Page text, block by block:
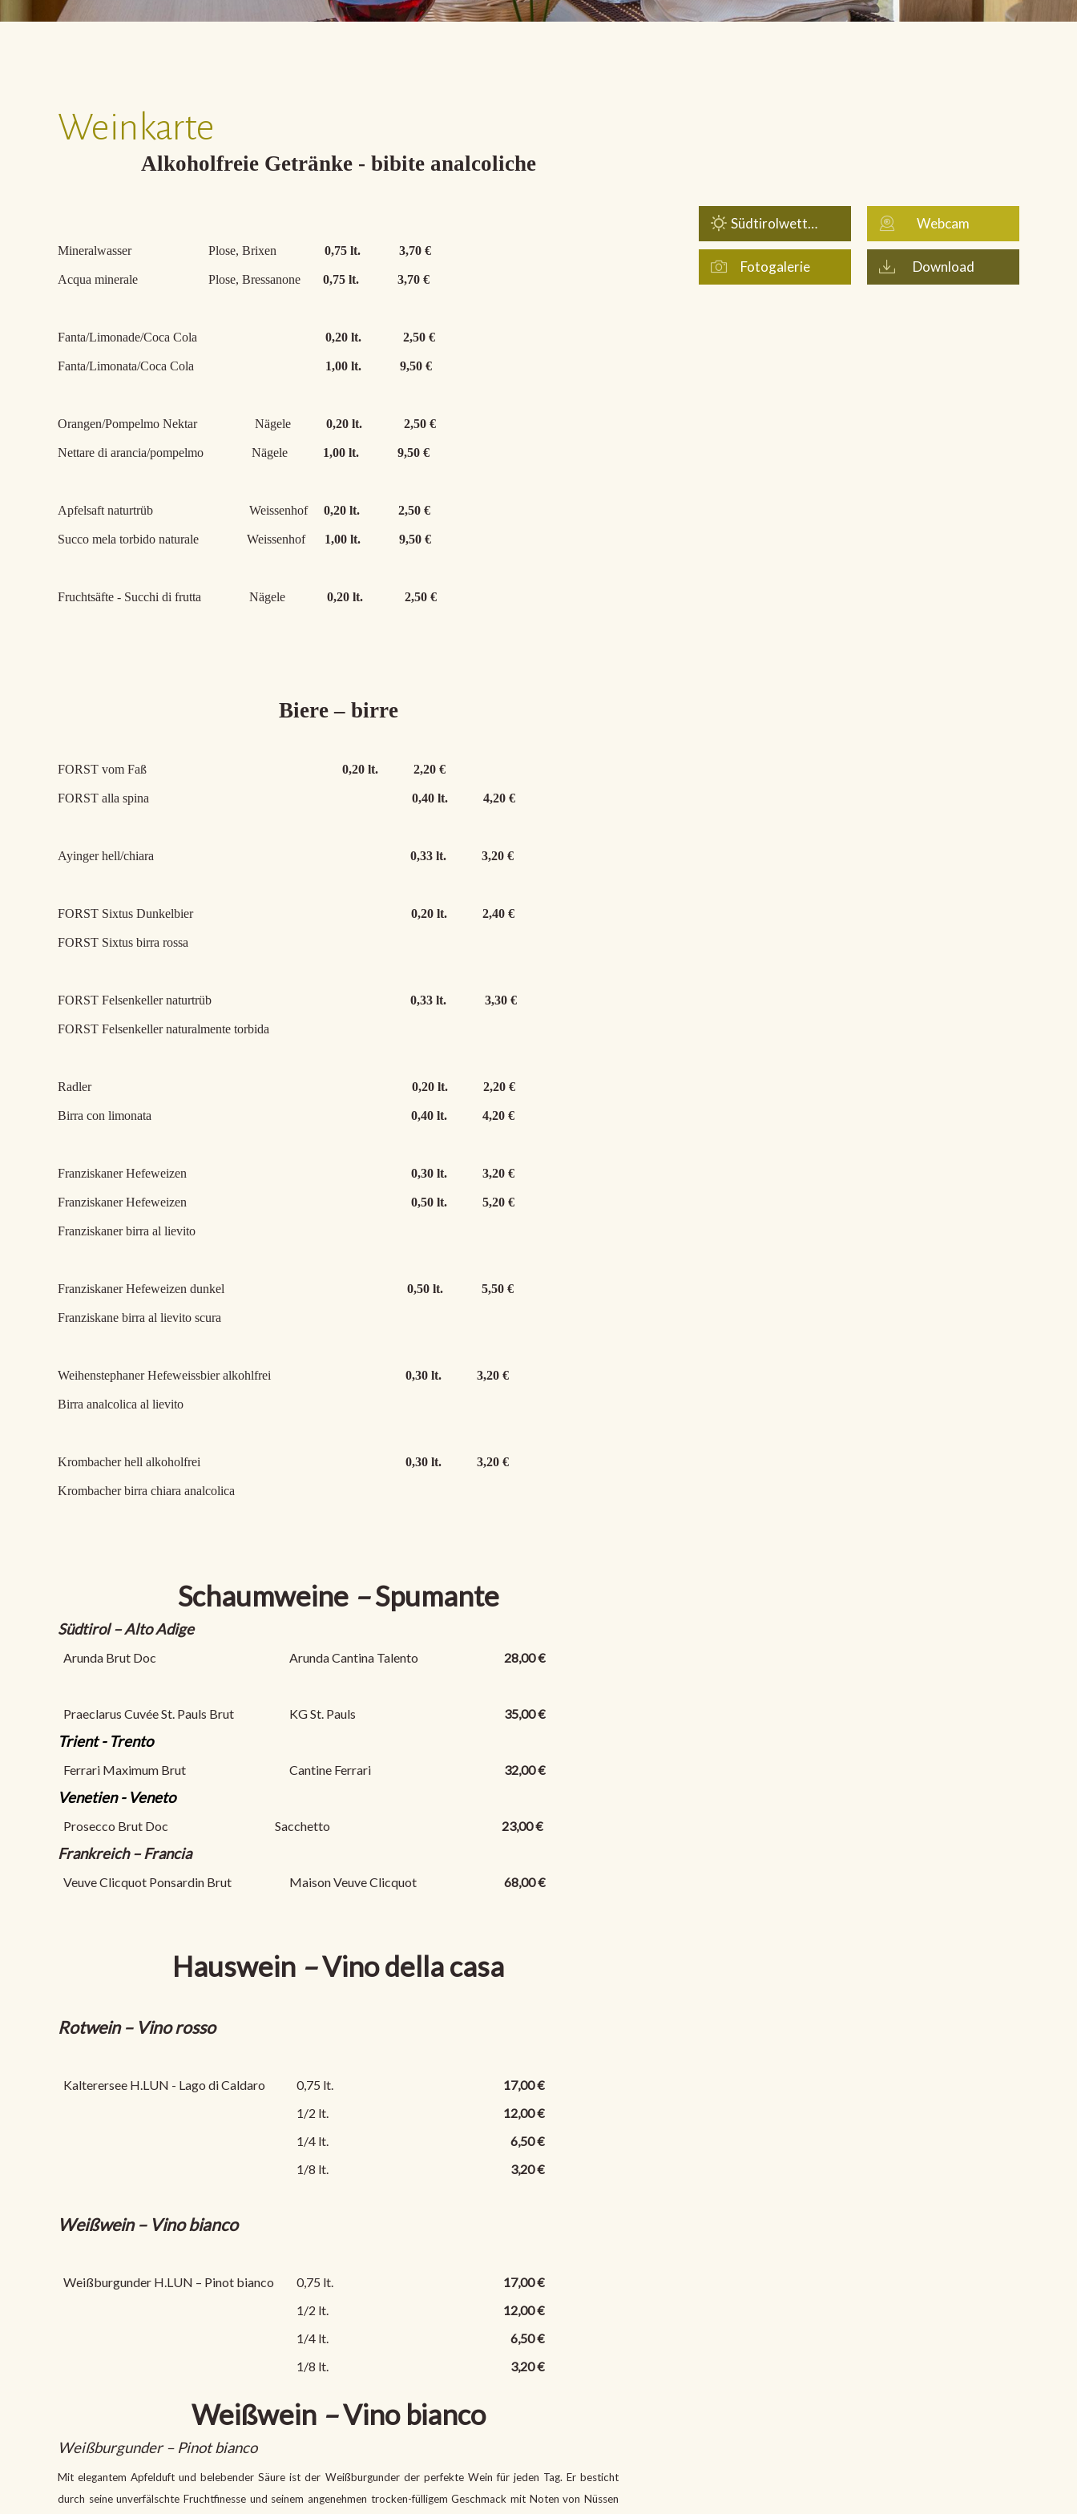
Weinkarte
Alkoholfreie Getränke - bibite analcoliche
Mineralwasser Plose, Brixen 0,75 lt. 3,70 €
Acqua minerale Plose, Bressanone 0,75 lt. 3,70 €
Fanta/Limonade/Coca Cola 0,20 lt. 2,50 €
Fanta/Limonata/Coca Cola 1,00 lt. 9,50 €
Orangen/Pompelmo Nektar Nägele 0,20 lt. 2,50 €
Nettare di arancia/pompelmo Nägele 1,00 lt. 9,50 €
Apfelsaft naturtrüb Weissenhof 0,20 lt. 2,50 €
Succo mela torbido naturale Weissenhof 1,00 lt. 9,50 €
Fruchtsäfte - Succhi di frutta Nägele 0,20 lt. 2,50 €
Biere – birre
FORST vom Faß 0,20 lt. 2,20 €
FORST alla spina 0,40 lt. 4,20 €
Ayinger hell/chiara 0,33 lt. 3,20 €
FORST Sixtus Dunkelbier 0,20 lt. 2,40 €
FORST Sixtus birra rossa
FORST Felsenkeller naturtrüb 0,33 lt. 3,30 €
FORST Felsenkeller naturalmente torbida
Radler 0,20 lt. 2,20 €
Birra con limonata 0,40 lt. 4,20 €
Franziskaner Hefeweizen 0,30 lt. 3,20 €
Franziskaner Hefeweizen 0,50 lt. 5,20 €
Franziskaner birra al lievito
Franziskaner Hefeweizen dunkel 0,50 lt. 5,50 €
Franziskane birra al lievito scura
Weihenstephaner Hefeweissbier alkohlfrei 0,30 lt. 3,20 €
Birra analcolica al lievito
Krombacher hell alkoholfrei 0,30 lt. 3,20 €
Krombacher birra chiara analcolica
Schaumweine –Spumante
Südtirol – Alto Adige
Arunda Brut Doc
Praeclarus Cuvée St. Pauls Brut
Arunda Cantina Talento
KG St. Pauls
28,00 €
35,00 €
Trient - Trento
Ferrari Maximum Brut Cantine Ferrari 32,00 €
Venetien - Veneto
Prosecco Brut Doc Sacchetto 23,00 €
Frankreich – Francia
Veuve Clicquot Ponsardin Brut Maison Veuve Clicquot 68,00 €
Hauswein –Vino della casa
Rotwein – Vino rosso
Kalterersee H.LUN - Lago di Caldaro 0,75 lt.
17,00 €
1/2 lt.
12,00 €
1/4 lt.
6,50 €
1/8 lt.
3,20 €
Weißwein – Vino bianco
Weißburgunder H.LUN – Pinot bianco 0,75 lt.
17,00 €
1/2 lt.
12,00 €
1/4 lt.
6,50 €
1/8 lt.
3,20 €
Weißwein –Vino bianco
Weißburgunder – Pinot bianco
Mit elegantem Apfelduft und belebender Säure ist der Weißburgunder der perfekte Wein für jeden Tag. Er besticht
durch seine unverfälschte Fruchtfinesse und seinem angenehmen trocken-fülligem Geschmack mit Noten von Nüssen
Südtirolwetter Webcam
Fotogalerie Download